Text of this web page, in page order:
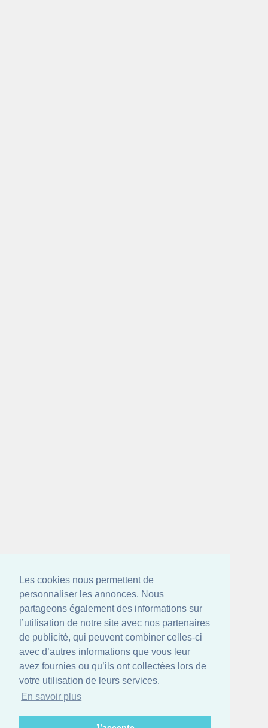
Les cookies nous permettent de
personnaliser les annonces. Nous
partageons également des informations sur
l’utilisation de notre site avec nos partenaires
de publicité, qui peuvent combiner celles-ci
avec d’autres informations que vous leur
avez fournies ou qu’ils ont collectées lors de
votre utilisation de leurs services.
En savoir plus